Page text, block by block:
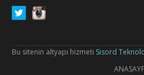
Bu sitenin altyapı hizmeti Sisord